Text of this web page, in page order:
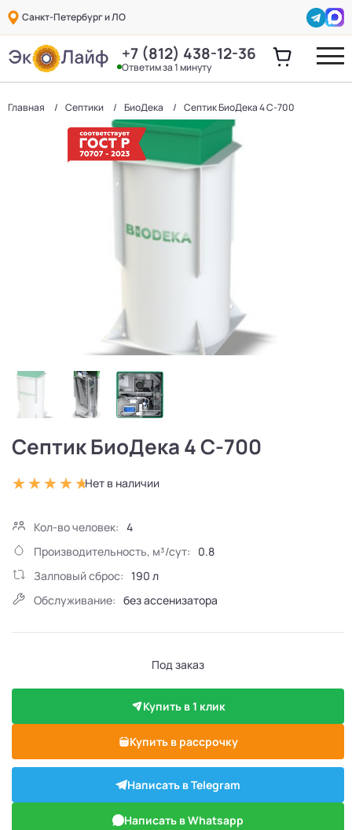
Санкт-Петербург и ЛО
+7 (812) 438-12-36
Ответим за 1 минуту
Главная Септики БиоДека Септик БиоДека 4 C-700
Септик БиоДека 4 C-700
Нет в наличии
Кол-во человек: 4
Производительность, м³/сут:
0.8
Залповый сброс: 190 л
Обслуживание: без ассенизатора
Под заказ
Купить в 1 клик
Купить в рассрочку
Написать в Telegram
Написать в Whatsapp